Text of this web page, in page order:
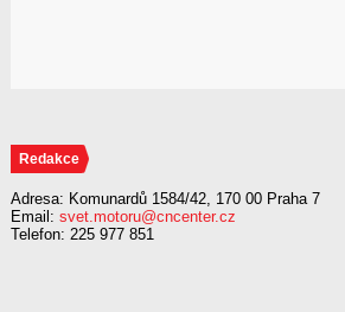
Redakce
Adresa: Komunardů 1584/42, 170 00 Praha 7
Email: svet.motoru@cncenter.cz
Telefon: 225 977 851